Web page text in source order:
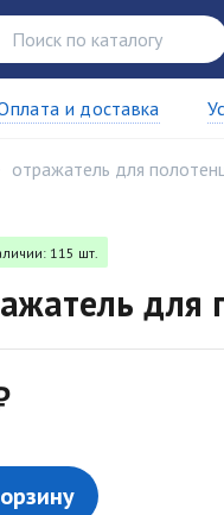
и доставка
отражатель для
115 шт.
для